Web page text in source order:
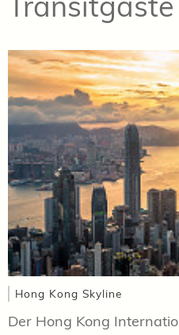
Hong Kong Skyline
Der Hong Kong